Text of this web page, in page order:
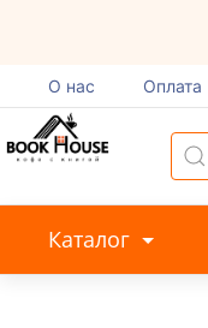
О нас Оплата
Каталог